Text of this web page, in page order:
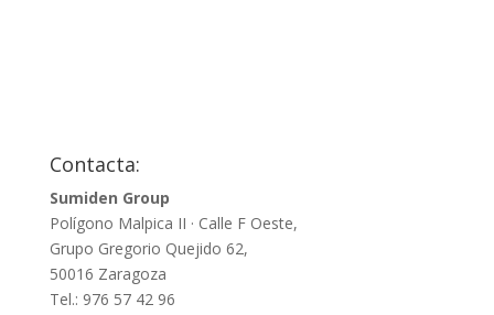
Contacta:
Sumiden Group
Polígono Malpica II · Calle F Oeste,
Grupo Gregorio Quejido 62,
50016 Zaragoza
Tel.: 976 57 42 96